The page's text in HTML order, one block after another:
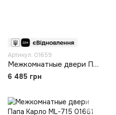
Артикул: 01659
Межкомнатные двери Папа Карло ML-713
6 485 грн